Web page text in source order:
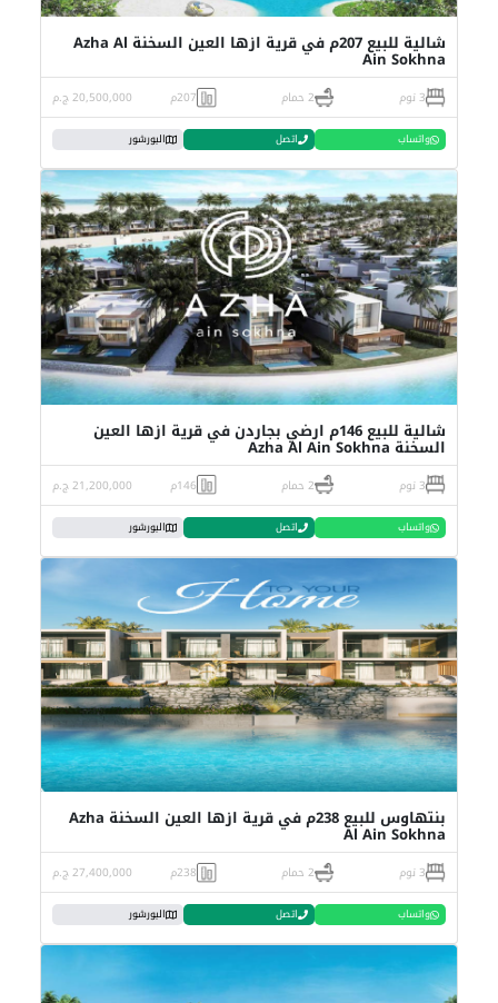
شالية للبيع 207م في قرية ازها العين السخنة Azha Al
Ain Sokhna
3 نوم 2 حمام 207م 20,500,000 ج.م
واتساب اتصل البورشور
شالية للبيع 146م ارضي بجاردن في قرية ازها العين
السخنة Azha Al Ain Sokhna
3 نوم 2 حمام 146م 21,200,000 ج.م
واتساب اتصل البورشور
بنتهاوس للبيع 238م في قرية ازها العين السخنة Azha
Al Ain Sokhna
3 نوم 2 حمام 238م 27,400,000 ج.م
واتساب اتصل البورشور